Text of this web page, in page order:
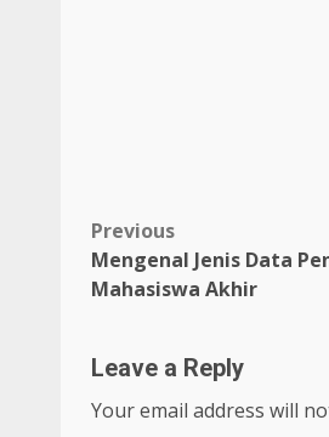
Post
navigation
Previous
Mengenal Jenis Data
Mahasiswa Akhir
Leave a Reply
Your email address will